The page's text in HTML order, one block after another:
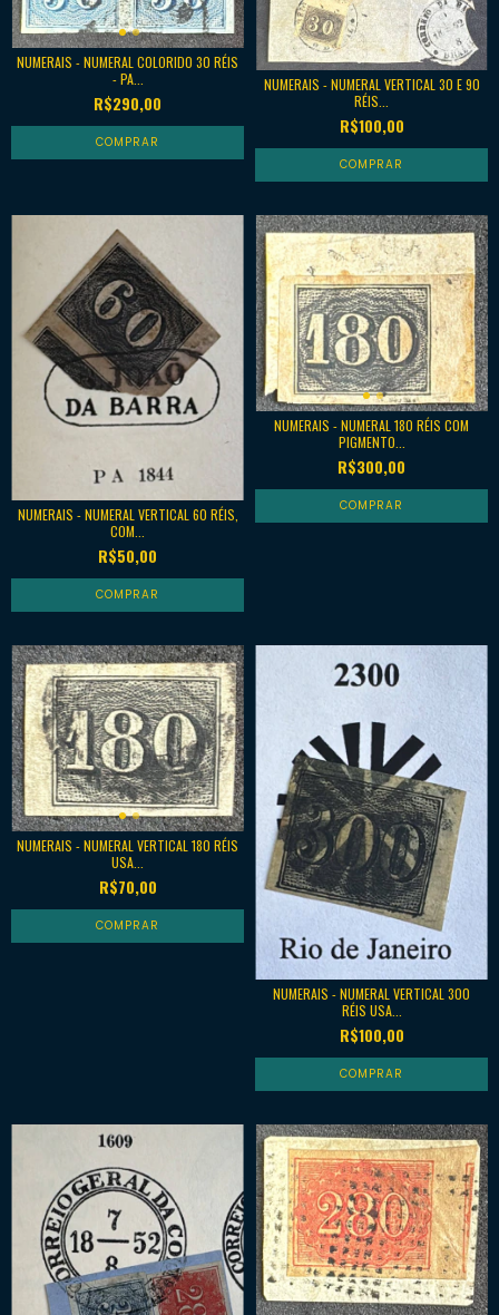
NUMERAIS - NUMERAL COLORIDO 30 RÉIS
- PA...
R$290,00
NUMERAIS - NUMERAL VERTICAL 30 E 90
RÉIS...
R$100,00
NUMERAIS - NUMERAL VERTICAL 60 RÉIS,
COM...
R$50,00
NUMERAIS - NUMERAL 180 RÉIS COM
PIGMENTO...
R$300,00
NUMERAIS - NUMERAL VERTICAL 180 RÉIS
USA...
R$70,00
NUMERAIS - NUMERAL VERTICAL 300
RÉIS USA...
R$100,00